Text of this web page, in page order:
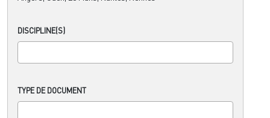
DISCIPLINE(S)
TYPE DE DOCUMENT